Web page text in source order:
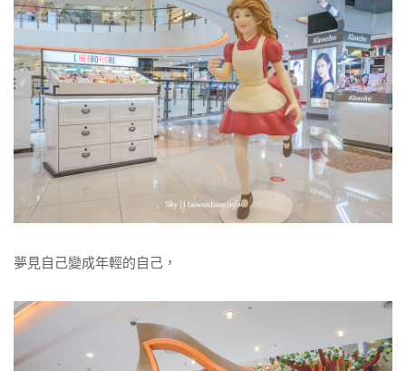
夢見自己變成年輕的自己，